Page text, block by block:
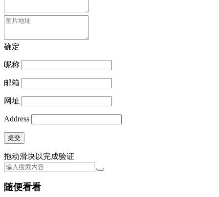
确定
昵称
邮箱
网址
Address
提交
拖动滑块以完成验证
随便看看